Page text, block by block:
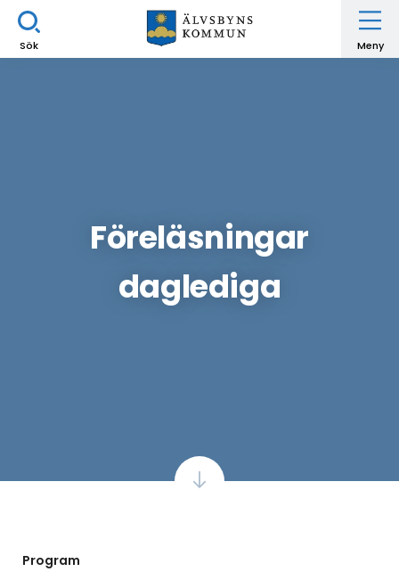
Sök Meny
Föreläsningar
daglediga
Program